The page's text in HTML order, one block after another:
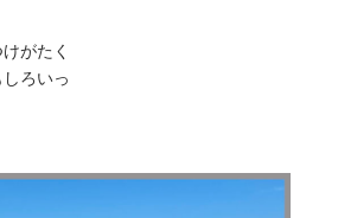
がたく
ろいっ